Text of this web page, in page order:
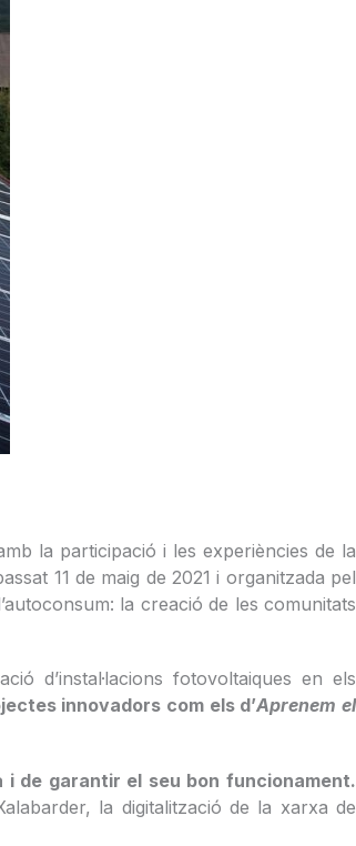
la participació i les experiències de la
11 de maig de 2021 i organitzada pel
la creació de les comunitats
d’instal·lacions fotovoltaiques en els
innovadors com els d’Aprenem el
i de garantir el seu bon funcionament.
la digitalització de la xarxa de